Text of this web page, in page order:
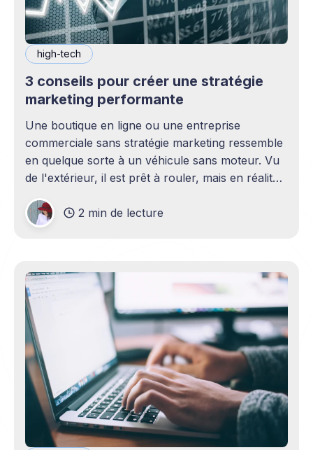
high-tech
3 conseils pour créer une stratégie
marketing performante
Une boutique en ligne ou une entreprise
commerciale sans stratégie marketing ressemble
en quelque sorte à un véhicule sans moteur. Vu
de l'extérieur, il est prêt à rouler, mais en réalité,
vous rendre à votre lieu de
2 min de lecture